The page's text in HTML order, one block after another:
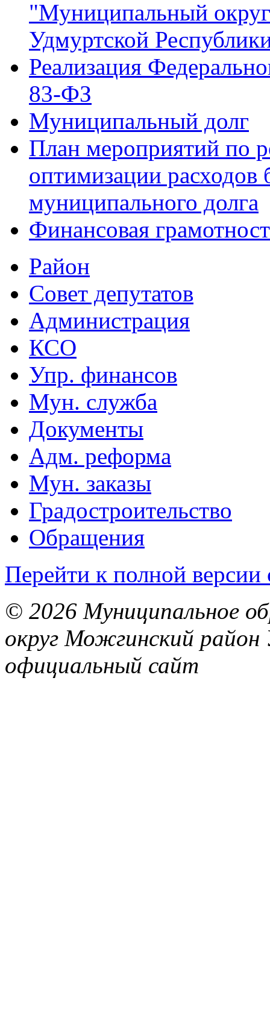
"Муниципальный
Удмуртской
Реализация
83-ФЗ
Муниципальный долг
План мероприятий по
оптимизации
муниципального долга
Финансовая
Район
Совет депутатов
Администрация
КСО
Упр. финансов
Мун. служба
Документы
Адм. реформа
Мун. заказы
Градостроительство
Обращения
Перейти к полной версии
© 2026 Муниципальное
округ Можгинский район
официальный сайт